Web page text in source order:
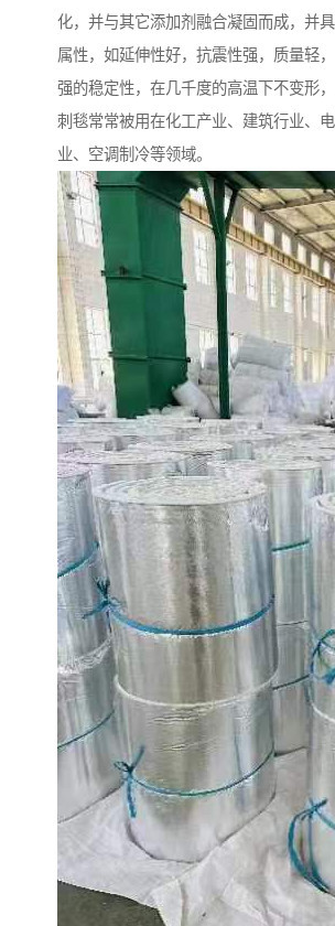
化，并与其它添加剂融合凝固而成，并
属性，如延伸性好，抗震性强，质量轻
强的稳定性，在几千度的高温下不变形
刺毯常常被用在化工产业、建筑行业、电
业、空调制冷等领域。